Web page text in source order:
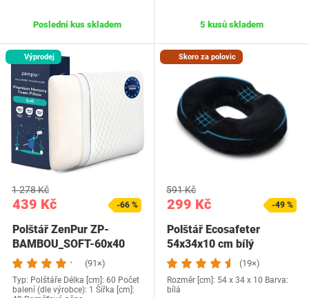
Poslední kus skladem 5 kusů skladem
Výprodej
439 Kč
1 278 Kč
-66 %
Polštář ZenPur ZP-
BAMBOU_SOFT-60x40
(91×)
Typ: Polštáře Délka [cm]: 60 Počet
balení (dle výrobce): 1 Šířka [cm]:
Skoro za polovic
299 Kč
591 Kč
-49 %
Polštář Ecosafeter
54x34x10 cm bílý
(19×)
Rozměr [cm]: 54 x 34 x 10 Barva:
bílá